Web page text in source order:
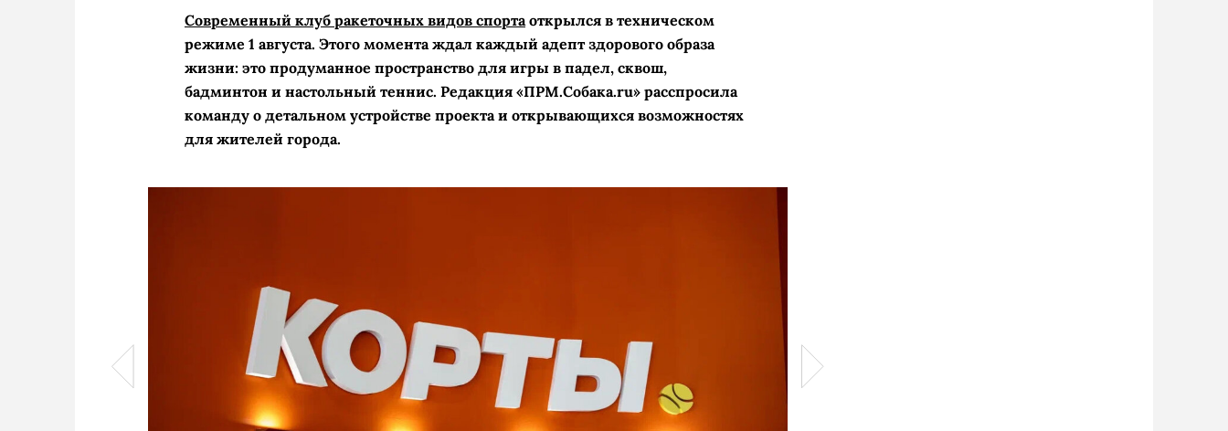
Современный клуб ракеточных видов спорта открылся в техническом
режиме 1 августа. Этого момента ждал каждый адепт здорового образа
жизни: это продуманное пространство для игры в падел, сквош,
бадминтон и настольный теннис. Редакция «ПРМ.Собака.ru» расспросила
команду о детальном устройстве проекта и открывающихся возможностях
для жителей города.